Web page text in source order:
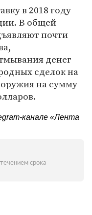
в 2018 году
В общей
почти
денег
сделок на
на сумму
канале «Лента
срока